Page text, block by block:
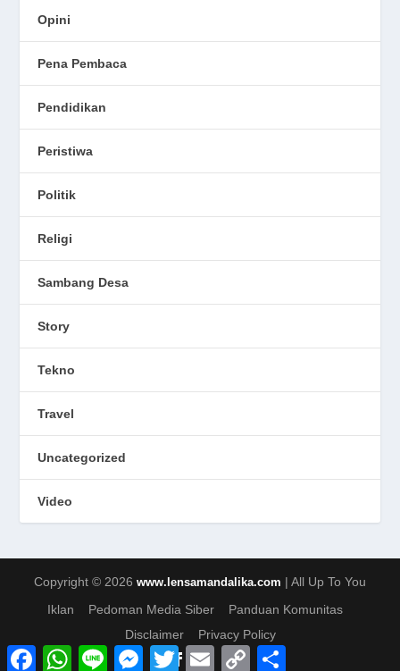
Opini
Pena Pembaca
Pendidikan
Peristiwa
Politik
Religi
Sambang Desa
Story
Tekno
Travel
Uncategorized
Video
Copyright © 2026 www.lensamandalika.com | All Up To You
Iklan
Pedoman Media Siber
Panduan Komunitas
Disclaimer
Privacy Policy
F
W
L
M
T
w
E
m
C